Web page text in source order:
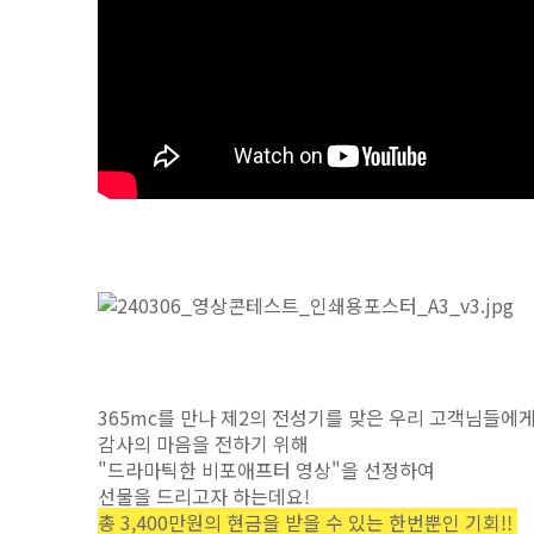
365mc를 만나 제2의 전성기를 맞은 우리 고객님들에
감사의 마음을 전하기 위해
"드라마틱한 비포애프터 영상"을 선정하여
선물을 드리고자 하는데요!
총 3,400만원의 현금을 받을 수 있는 한번뿐인 기회!!